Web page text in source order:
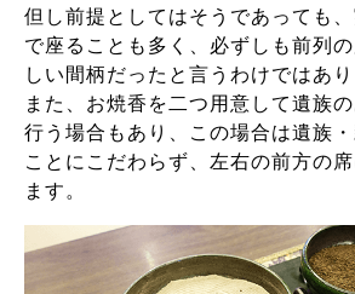
但し前提としてはそうであっても
で座ることも多く、必ずしも前列
しい間柄だったと言うわけではあり
また、お焼香を二つ用意して遺族
行う場合もあり、この場合は遺族
ことにこだわらず、左右の前方の
ます。